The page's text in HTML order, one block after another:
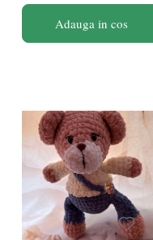
Adauga in cos